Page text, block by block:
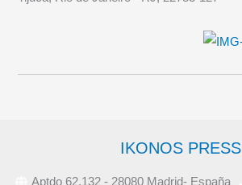
IKONOS PRESS
Aptdo 62.132 - 28080 Madrid- España